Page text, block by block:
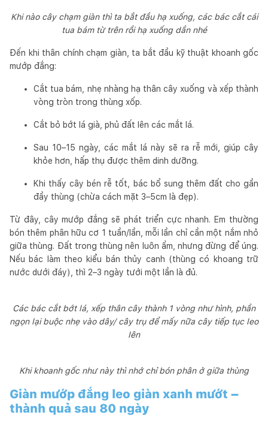
Khi nào cây chạm giàn thì ta bắt đầu hạ xuống, các bác cắt cái
tua bám từ trên rồi hạ xuống dần nhé
Đến khi thân chính chạm giàn, ta bắt đầu kỹ thuật khoanh gốc
mướp đắng:
Cắt tua bám, nhẹ nhàng hạ thân cây xuống và xếp thành
vòng tròn trong thùng xốp.
Cắt bỏ bớt lá già, phủ đất lên các mắt lá.
Sau 10–15 ngày, các mắt lá này sẽ ra rễ mới, giúp cây
khỏe hơn, hấp thụ được thêm dinh dưỡng.
Khi thấy cây bén rễ tốt, bác bổ sung thêm đất cho gần
đầy thùng (chừa cách mặt 3–5cm là đẹp).
Từ đây, cây mướp đắng sẽ phát triển cực nhanh. Em thường
bón thêm phân hữu cơ 1 tuần/lần, mỗi lần chỉ cần một nắm nhỏ
giữa thùng. Đất trong thùng nên luôn ẩm, nhưng đừng để úng.
Nếu bác làm theo kiểu bán thủy canh (thùng có khoang trữ
nước dưới đáy), thì 2–3 ngày tưới một lần là đủ.
Các bác cắt bớt lá, xếp thân cây thành 1 vòng như hình, phần
ngọn lại buộc nhẹ vào dây/ cây trụ để mấy nữa cây tiếp tục leo
lên
Khi khoanh gốc như này thì nhớ chỉ bón phân ở giữa thùng
Giàn mướp đắng leo giàn xanh mướt –
thành quả sau 80 ngày